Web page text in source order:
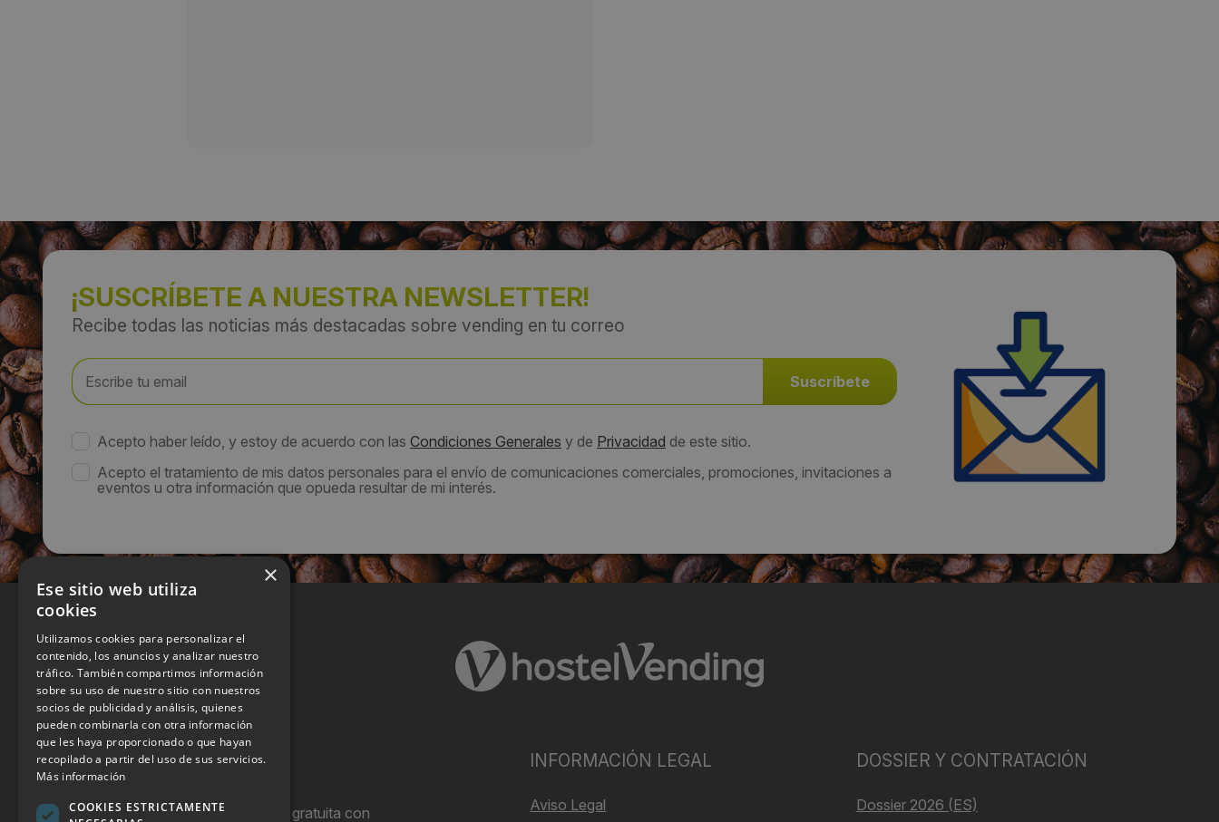
¡SUSCRÍBETE A NUESTRA NEWSLETTER!
Recibe todas las noticias más destacadas sobre vending en tu correo
Acepto haber leído, y estoy de acuerdo con las Condiciones Generales y de Privacidad de este sitio.
Acepto el tratamiento de mis datos personales para el envío de comunicaciones comerciales, promociones, invitaciones a
eventos u otra información que opueda resultar de mi interés.
Hostel Vending es una publicación gratuita con
INFORMACIÓN LEGAL
Aviso Legal
DOSSIER Y CONTRATACIÓN
Dossier 2026 (ES)
×
Ese sitio web utiliza
cookies
Utilizamos cookies para personalizar el
contenido, los anuncios y analizar nuestro
tráfico. También compartimos información
sobre su uso de nuestro sitio con nuestros
socios de publicidad y análisis, quienes
pueden combinarla con otra información
que les haya proporcionado o que hayan
recopilado a partir del uso de sus servicios.
Más información
COOKIES ESTRICTAMENTE